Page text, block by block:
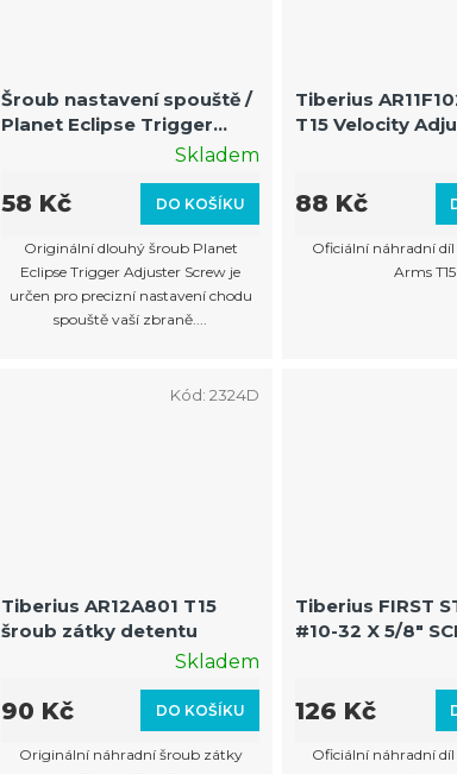
Šroub nastavení spouště /
Planet Eclipse Trigger
Adjuster Screw / dlouhý
Skladem
DO KOŠÍKU
58 Kč
Originální dlouhý šroub Planet
Eclipse Trigger Adjuster Screw je
určen pro precizní nastavení chodu
spouště vaší zbraně....
Tiberius
T15 Velocity
88 Kč
Oficiální náhradní
Arms T15
Tiberius AR12A801 T15
šroub zátky detentu
Skladem
DO KOŠÍKU
90 Kč
Originální náhradní šroub zátky
Kód:2324D
Tiberius FIRST
#10-32 X 5/8″
126 Kč
Oficiální náhradní